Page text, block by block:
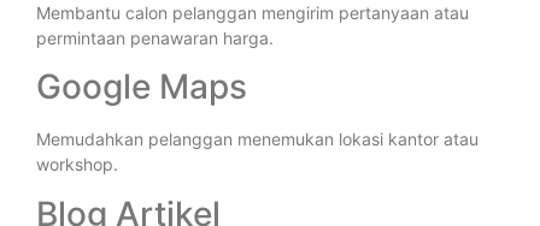
Membantu calon pelanggan mengirim pertanyaan atau
permintaan penawaran harga.
Google Maps
Memudahkan pelanggan menemukan lokasi kantor atau
workshop.
Blog Artikel